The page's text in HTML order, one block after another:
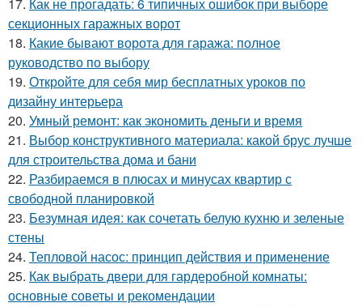
17. Как не прогадать: 6 типичных ошибок при выборе
секционных гаражных ворот
18. Какие бывают ворота для гаража: полное
руководство по выбору
19. Откройте для себя мир бесплатных уроков по
дизайну интерьера
20. Умный ремонт: как экономить деньги и время
21. Выбор конструктивного материала: какой брус лучше
для строительства дома и бани
22. Разбираемся в плюсах и минусах квартир с
свободной планировкой
23. Безумная идея: как сочетать белую кухню и зеленые
стены
24. Тепловой насос: принцип действия и применение
25. Как выбрать двери для гардеробной комнаты:
основные советы и рекомендации